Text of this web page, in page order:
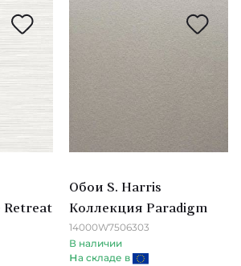
Costura
Palette
Travellers
House
Retreat
Обои S. Harris
Коллекция Paradigm
14000W7506303
В наличии
на складе в